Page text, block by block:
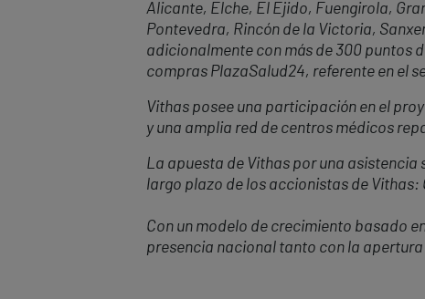
Alicante, Elche, El Ejido, Fuengirola,
Pontevedra, Rincón de la Victoria,
adicionalmente con más de 300 puntos
compras PlazaSalud24, referente en el
Vithas posee una participación en el
y una amplia red de centros médicos
La apuesta de Vithas por una
largo plazo de los accionistas de
Con un modelo de crecimiento basado
presencia nacional tanto con la